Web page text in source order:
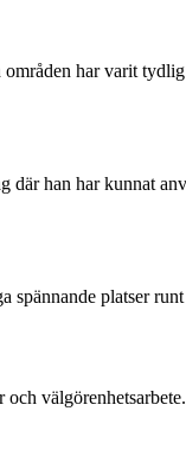
har varit
han har kunnat
spännande platser